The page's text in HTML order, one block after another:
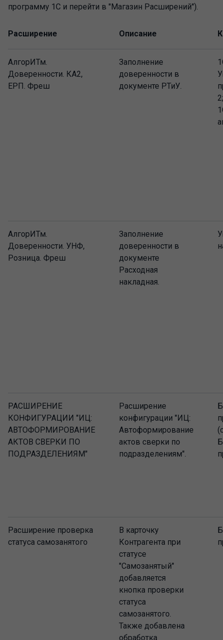
программу 1С и перейти в "Магазин Расширений").
Расширение Описание
АлгорИТм.
Доверенности. КА2,
ЕРП. Фреш
Заполнение
доверенности в
документе РТиУ.
2;
АлгорИТм.
Доверенности. УНФ,
Розница. Фреш
Заполнение
доверенности в
документе
Расходная
накладная.
РАСШИРЕНИЕ
КОНФИГУРАЦИИ "ИЦ:
АВТОФОРМИРОВАНИЕ
АКТОВ СВЕРКИ ПО
ПОДРАЗДЕЛЕНИЯМ"
Расширение
конфигурации "ИЦ:
Автоформирование
актов сверки по
подразделениям".
Расширение проверка
статуса самозанятого
В карточку
Контрагента при
статусе
"Самозанятый"
добавляется
кнопка проверки
статуса
самозанятого.
Также добавлена
обработка